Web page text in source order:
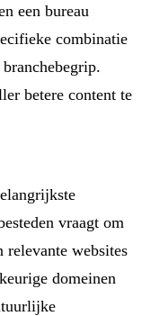
een bureau
combinatie
betere content te
vraagt om
websites
domeinen